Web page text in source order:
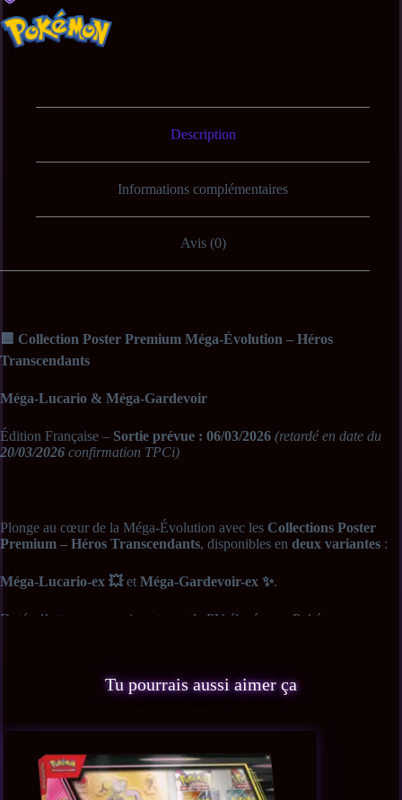
Description
Informations complémentaires
Avis (0)
🟦 Collection Poster Premium Méga-Évolution – Héros
Transcendants
Méga-Lucario & Méga-Gardevoir
Édition Française – Sortie prévue : 06/03/2026 (retardé en date du
20/03/2026 confirmation TPCi)
Plonge au cœur de la Méga-Évolution avec les Collections Poster
Premium – Héros Transcendants, disponibles en deux variantes :
Méga-Lucario-ex 💥et Méga-Gardevoir-ex ✨.
Dotés d’attaques surpuissantes et de PV élevés, ces Pokémon
Chaque coffret propose une
carte promo brillante entièrement
poster géant double face, et10 boosters Méga-
Un produit premium pensé pour les collectionneurs exigeants et les
fans de Méga-Évolution.